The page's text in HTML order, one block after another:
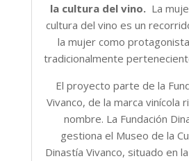
la cultura del vino. La
cultura del vino es un
la mujer como
tradicionalmente
El proyecto parte de la
Vivanco, de la marca vinícola
nombre. La Fundación
gestiona el Museo de la
Dinastía Vivanco, situado en